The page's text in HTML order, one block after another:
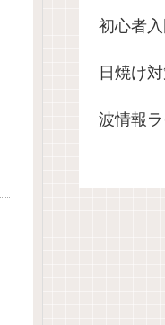
初心者入
日焼け
波情報